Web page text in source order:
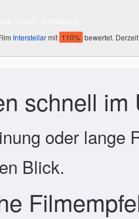
Interstellarmit 110% bewertet.
schnell im
oder lange
Blick.